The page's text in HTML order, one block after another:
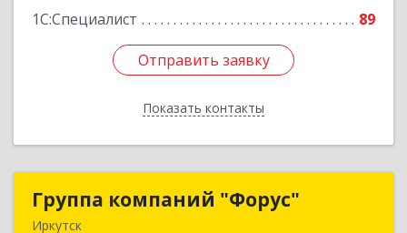
1С:Специалист
89
Отправить заявку
Показать контакты
Отправить заявку
Назад
Группа компаний "Форус"
Иркутск
Группа компаний "Форус"